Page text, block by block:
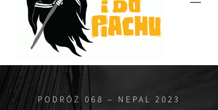
PODRÓŻ 068 – NEPAL 2023